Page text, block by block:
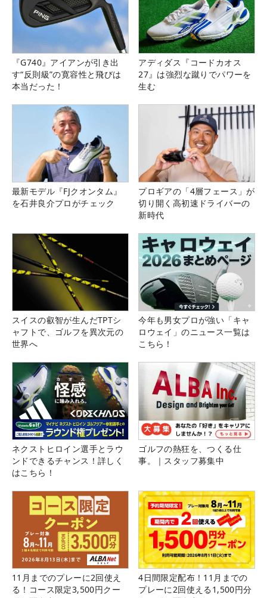
『G740』アイアンが引き出
す“反則級”の寛容性と飛びは
本当だった！
アディダス『コードカオス
27』は強烈な蹴りでパワーを
生む
最新モデル『FJクオンタム』
を石井良介プロがチェック
プロギアの「4層フェース」が
切り開く高初速ドライバーの
新時代
スイスの叡智が生んだTPTシ
ャフトで、ゴルフを異次元の
世界へ
今年も男女プロが強い「キャ
ロウェイ」のニュース一覧は
こちら！
ネクストヒロイン選手とラウ
ンドできるチャンス！詳しく
はこちら！
ゴルフの熱狂を、つくる仕
事。｜スタッフ募集中
11月までのプレーに2回使え
る！コース限定3,500円クー
4日間限定配布！11月までの
プレーに2回使える1,500円分